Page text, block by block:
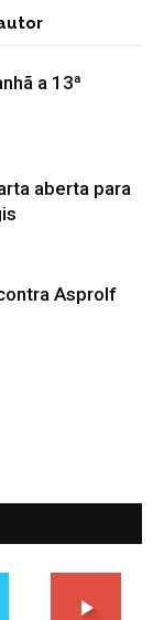
a 13ª
aberta para
Asprolf